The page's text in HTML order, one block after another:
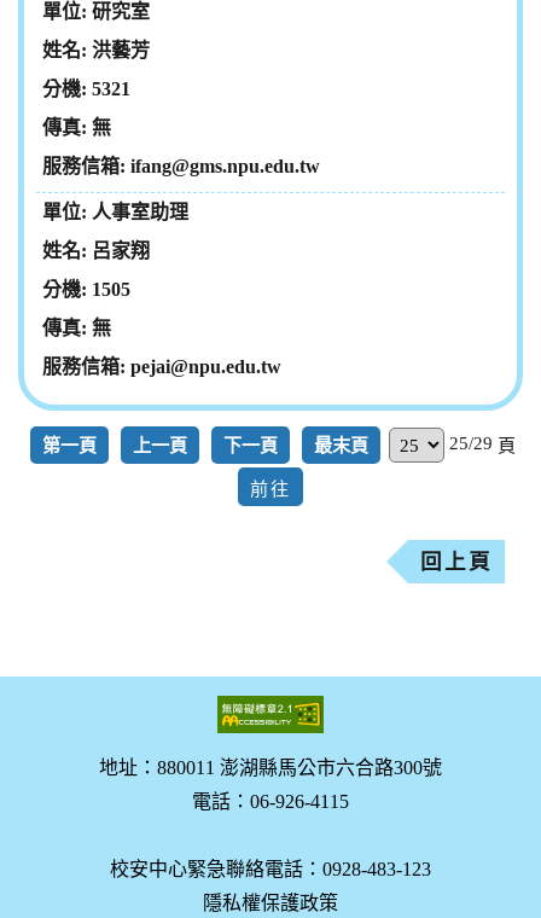
研究室
洪藝芳
5321
無
ifang@gms.npu.edu.tw
人事室助理
呂家翔
1505
無
pejai@npu.edu.tw
第一頁 上一頁 下一頁 最末頁 25/29 頁
回上頁
地址：880011 澎湖縣馬公市六合路300號
電話：06-926-4115
校安中心緊急聯絡電話：0928-483-123
隱私權保護政策